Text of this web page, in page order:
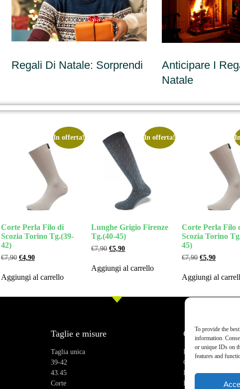
To provide the
information.
or unique IDs on
features and
Regali Di Natale: Sorprendi
Anticipare I
Natale
In offerta!
Corte Perla Filo di
Scozia Torino Tg.(39-
42)
€7,90 €4,90
Aggiungi al carrello
In offerta!
Lunghe Grigio Firenze
Tg.(40-45)
€7,90 €5,90
Aggiungi al carrello
Corte Perla Filo
Scozia Torino
45)
€7,90 €5,90
Aggiungi al
Taglie e misure
Taglia unica
39-42
43.45
Corte
Chi siamo
Recensioni
Chi siamo
Blog
Praticità